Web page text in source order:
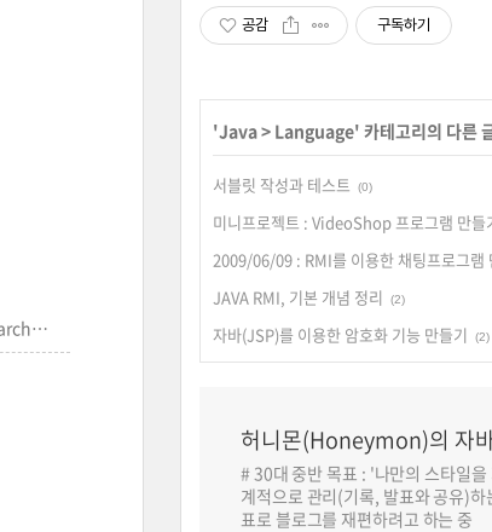
공감 구독하기
'Java> Language' 카테고리의 다른
서블릿 작성과 테스트 (0)
미니프로젝트 : VideoShop 프로그램 만
2009/06/09 : RMI를 이용한 채팅프로그램
JAVA RMI, 기본 개념 정리
(2)
자바(JSP)를 이용한 암호화 기능 만들기
(2)
허니몬(Honeymon)의 자
# 30대 중반 목표 : '나만의 스타일
계적으로 관리(기록, 발표와 공유)
표로 블로그를 재편하려고 하는 중